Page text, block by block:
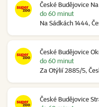
České Budějovice
Na Sádkách 1444,
do 60 minut
České Budějovice
Za Otýlií 2885/5,
do 60 minut
České Budějovice